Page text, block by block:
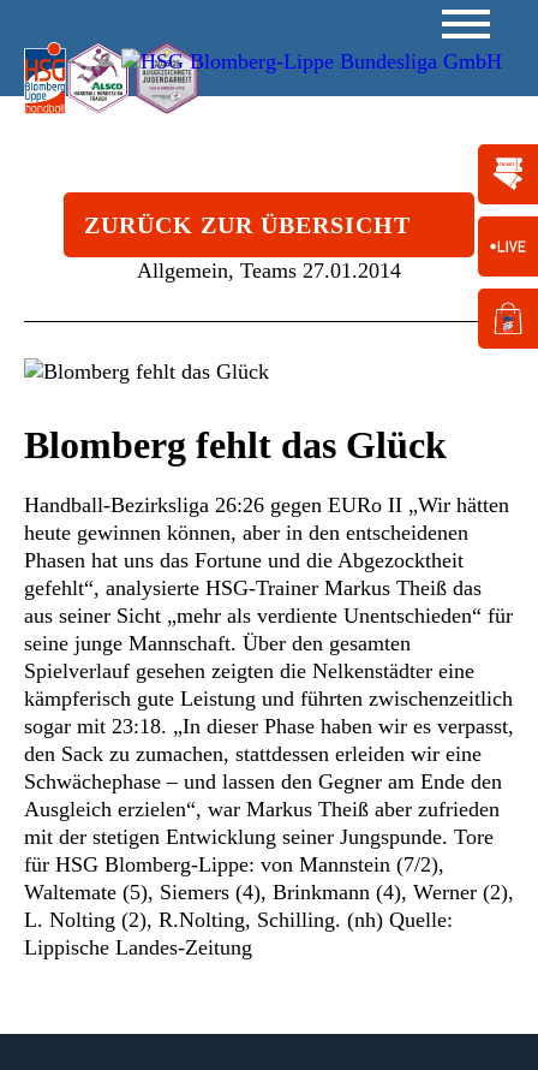
ZURÜCK ZUR ÜBERSICHT
Allgemein, Teams 27.01.2014
Blomberg fehlt das Glück
Handball-Bezirksliga 26:26 gegen EURo II „Wir hätten
heute gewinnen können, aber in den entscheidenen
Phasen hat uns das Fortune und die Abgezocktheit
gefehlt“, analysierte HSG-Trainer Markus Theiß das
aus seiner Sicht „mehr als verdiente Unentschieden“ für
seine junge Mannschaft. Über den gesamten
Spielverlauf gesehen zeigten die Nelkenstädter eine
kämpferisch gute Leistung und führten zwischenzeitlich
sogar mit 23:18. „In dieser Phase haben wir es verpasst,
den Sack zu zumachen, stattdessen erleiden wir eine
Schwächephase – und lassen den Gegner am Ende den
Ausgleich erzielen“, war Markus Theiß aber zufrieden
mit der stetigen Entwicklung seiner Jungspunde. Tore
für HSG Blomberg-Lippe: von Mannstein (7/2),
Waltemate (5), Siemers (4), Brinkmann (4), Werner (2),
L. Nolting (2), R.Nolting, Schilling. (nh) Quelle:
Lippische Landes-Zeitung